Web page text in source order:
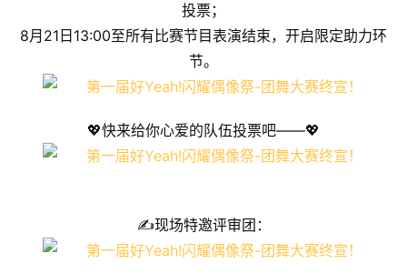
投票；
8月21日13:00至所有比赛节目表演结束，开启限定助力环
节。
💖快来给你心爱的队伍投票吧——💖
✍现场特邀评审团：